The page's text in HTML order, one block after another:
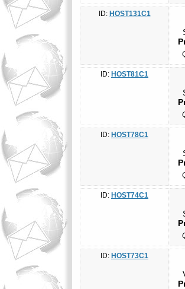
ID: HOST131C1
ID: HOST81C1
ID: HOST78C1
ID: HOST74C1
ID: HOST73C1